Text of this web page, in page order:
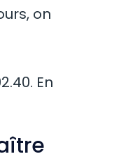
on
En